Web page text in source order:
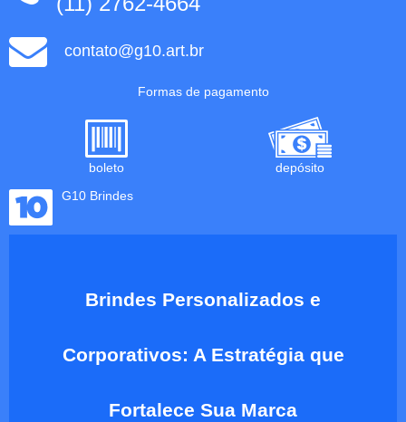
contato@g10.art.br
Formas de pagamento
boleto
depósito
G10 Brindes
Brindes Personalizados e
Corporativos: A Estratégia que
Fortalece Sua Marca